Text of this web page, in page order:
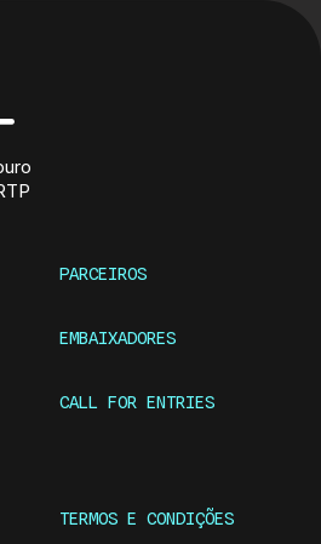
PARCEIROS
EMBAIXADORES
CALL FOR ENTRIES
TERMOS E CONDIÇÕES